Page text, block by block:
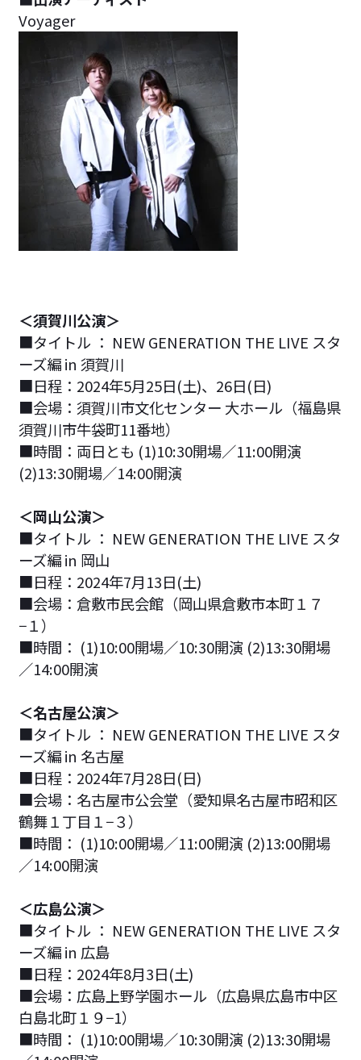
Voyager
＜須賀川公演＞
■タイトル ： NEW GENERATION THE LIVE スタ
ーズ編 in 須賀川
■日程：2024年5月25日(土)、26日(日)
■会場：須賀川市文化センター 大ホール（福島県
須賀川市牛袋町11番地）
■時間：両日とも (1)10:30開場／11:00開演
(2)13:30開場／14:00開演
＜岡山公演＞
■タイトル ： NEW GENERATION THE LIVE スタ
ーズ編 in 岡山
■日程：2024年7月13日(土)
■会場：倉敷市民会館（岡山県倉敷市本町１７
−１）
■時間： (1)10:00開場／10:30開演 (2)13:30開場
／14:00開演
＜名古屋公演＞
■タイトル ： NEW GENERATION THE LIVE スタ
ーズ編 in 名古屋
■日程：2024年7月28日(日)
■会場：名古屋市公会堂（愛知県名古屋市昭和区
鶴舞１丁目１−３）
■時間： (1)10:00開場／11:00開演 (2)13:00開場
／14:00開演
＜広島公演＞
■タイトル ： NEW GENERATION THE LIVE スタ
ーズ編 in 広島
■日程：2024年8月3日(土)
■会場：広島上野学園ホール（広島県広島市中区
白島北町１９−1）
■時間： (1)10:00開場／10:30開演 (2)13:30開場